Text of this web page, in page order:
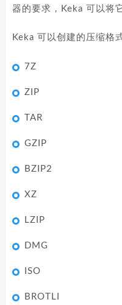
器的要求，Keka 可以将
Keka 可以创建的压缩格
7Z
ZIP
TAR
GZIP
BZIP2
XZ
LZIP
DMG
ISO
BROTLI